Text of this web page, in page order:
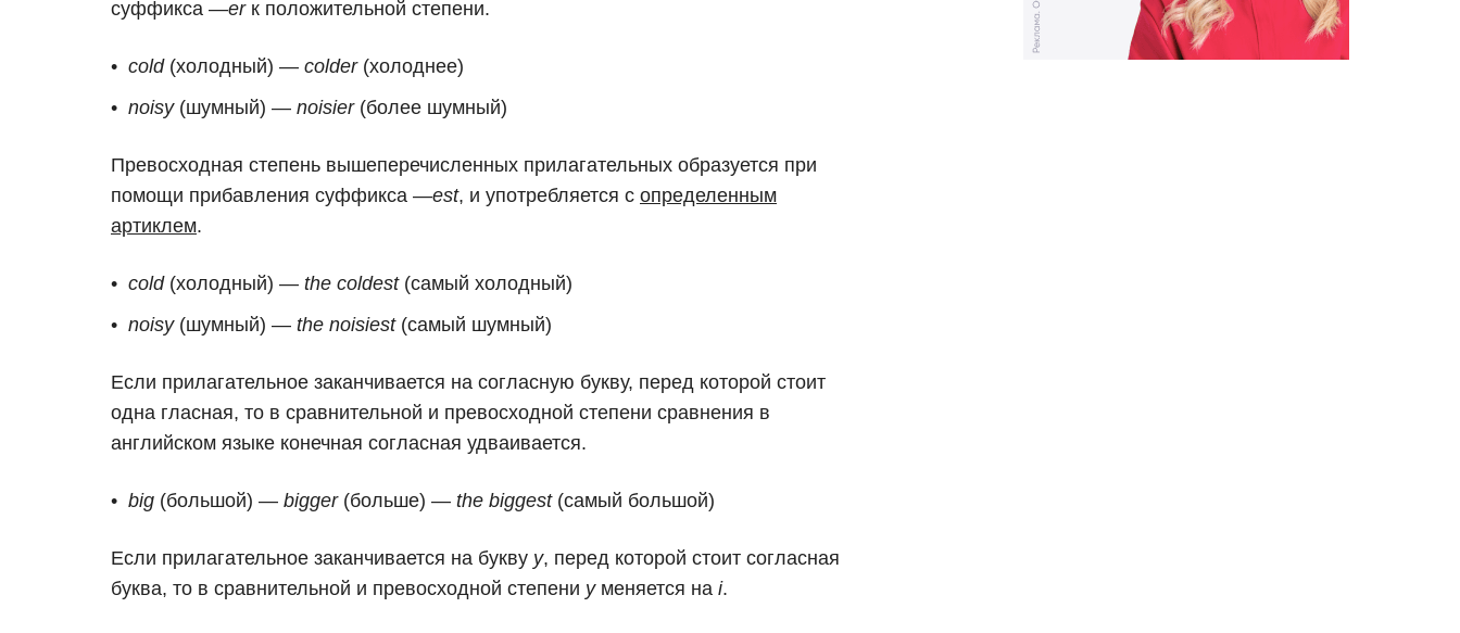
суффикса —erк положительной степени.
cold(холодный) — colder(холоднее)
noisy(шумный) — noisier(более шумный)
Превосходная степень вышеперечисленных прилагательных образуется при
помощи прибавления суффикса —est, и употребляется с определенным
артиклем.
cold(холодный) — the coldest(самый холодный)
noisy(шумный) — the noisiest(самый шумный)
Если прилагательное заканчивается на согласную букву, перед которой стоит
одна гласная, то в сравнительной и превосходной степени сравнения в
английском языке конечная согласная удваивается.
big (большой) — bigger(больше) — the biggest(самый большой)
Если прилагательное заканчивается на букву y, перед которой стоит согласная
буква, то в сравнительной и превосходной степени yменяется на i.